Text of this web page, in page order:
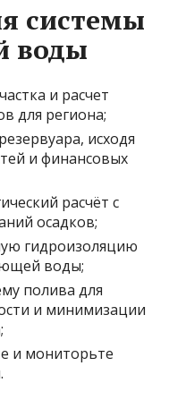
системы
воды
и расчет
для региона;
исходя
и финансовых
расчёт с
осадков;
гидроизоляцию
воды;
полива для
и минимизации
и мониторьте